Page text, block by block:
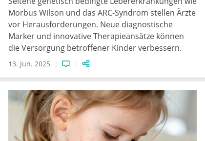
Morbus Wilson und das ARC-Syndrom stellen Ärzte
vor Herausforderungen. Neue diagnostische
Marker und innovative Therapieansätze können
die Versorgung betroffener Kinder verbessern.
13. Jun. 2025